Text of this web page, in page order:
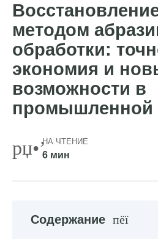
методом
обработки:
экономия и
возможности в
промышленной
НА ЧТЕНИЕ
6 мин
Содержание